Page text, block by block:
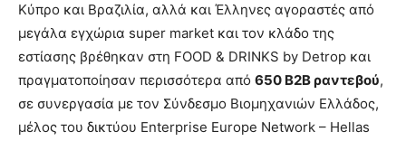
Κύπρο και Βραζιλία, αλλά και Έλληνες αγοραστές από
μεγάλα εγχώρια super market και τον κλάδο της
εστίασης βρέθηκαν στη FOOD & DRINKS by Detrop και
πραγματοποίησαν περισσότερα από 650 B2B ραντεβού,
σε συνεργασία με τον Σύνδεσμο Βιομηχανιών Ελλάδος,
μέλος του δικτύου Enterprise Europe Network – Hellas